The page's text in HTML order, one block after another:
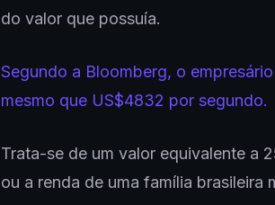
do valor que possuía.
Segundo a Bloomberg, o
mesmo que US$4832 por segundo.
Trata-se de um valor equivalente a
ou a renda de uma família brasileira